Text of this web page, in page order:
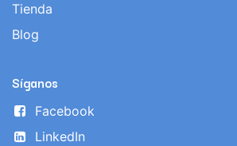
Tienda
Blog
Síganos
Facebook
LinkedIn